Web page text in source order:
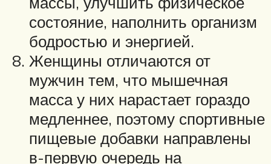
состояние, наполнить организм
бодростью и энергией.
Женщины отличаются от
мужчин тем, что мышечная
масса у них нарастает гораздо
медленнее, поэтому спортивные
пищевые добавки направлены
в-первую очередь на